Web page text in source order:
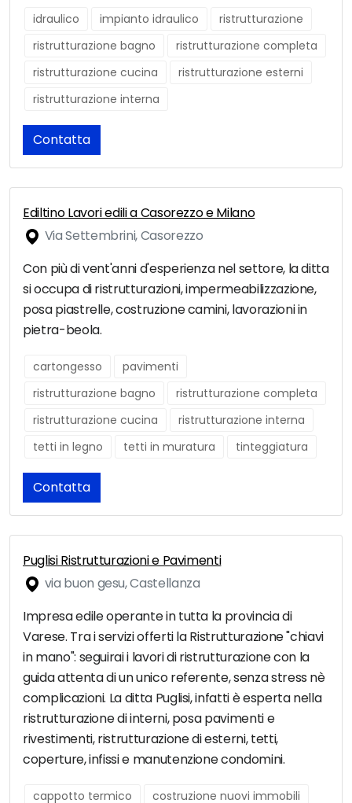
idraulico impianto idraulico
ristrutturazione
ristrutturazione bagno
ristrutturazione completa
ristrutturazione cucina
ristrutturazione esterni
ristrutturazione interna
Contatta
Ediltino Lavori edili a Casorezzo e Milano
Via Settembrini, Casorezzo
Con più di vent'anni d'esperienza nel settore, la ditta
si occupa di ristrutturazioni, impermeabilizzazione,
posa piastrelle, costruzione camini, lavorazioni in
pietra-beola.
cartongesso
pavimenti
ristrutturazione bagno
ristrutturazione completa
ristrutturazione cucina
ristrutturazione interna
tetti in legno
tetti in muratura tinteggiatura
Contatta
Puglisi Ristrutturazioni e Pavimenti
via buon gesu, Castellanza
Impresa edile operante in tutta la provincia di
Varese. Tra i servizi offerti la Ristrutturazione "chiavi
in mano": seguirai i lavori di ristrutturazione con la
guida attenta di un unico referente, senza stress nè
complicazioni. La ditta Puglisi, infatti è esperta nella
ristrutturazione di interni, posa pavimenti e
rivestimenti, ristrutturazione di esterni, tetti,
coperture, infissi e manutenzione condomini.
cappotto termico
costruzione nuovi immobili